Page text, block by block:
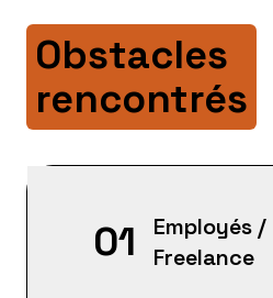
Obstacles
rencontrés
01
Employés /
Freelance